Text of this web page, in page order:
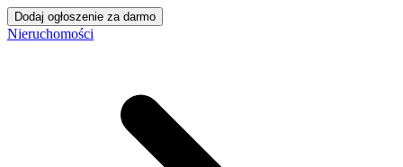
Dodaj ogłoszenie za darmo
Nieruchomości